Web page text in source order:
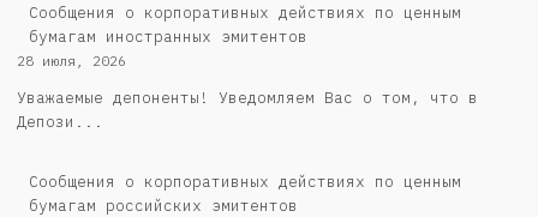
Сообщения о корпоративных действиях по ценным
бумагам иностранных эмитентов
28 июля, 2026
Уважаемые депоненты! Уведомляем Вас о том, что в
Депози...
Cообщения о корпоративных действиях по ценным
бумагам российских эмитентов